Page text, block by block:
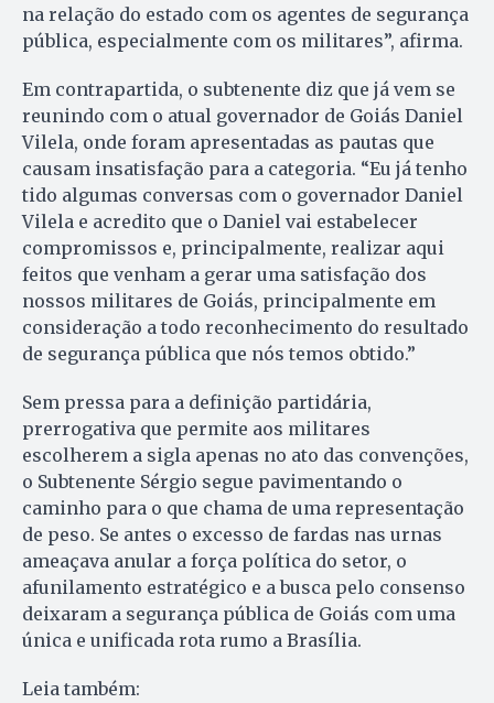
na relação do estado com os agentes de segurança
pública, especialmente com os militares”, afirma.
Em contrapartida, o subtenente diz que já vem se
reunindo com o atual governador de Goiás Daniel
Vilela, onde foram apresentadas as pautas que
causam insatisfação para a categoria. “Eu já tenho
tido algumas conversas com o governador Daniel
Vilela e acredito que o Daniel vai estabelecer
compromissos e, principalmente, realizar aqui
feitos que venham a gerar uma satisfação dos
nossos militares de Goiás, principalmente em
consideração a todo reconhecimento do resultado
de segurança pública que nós temos obtido.”
Sem pressa para a definição partidária,
prerrogativa que permite aos militares
escolherem a sigla apenas no ato das convenções,
o Subtenente Sérgio segue pavimentando o
caminho para o que chama de uma representação
de peso. Se antes o excesso de fardas nas urnas
ameaçava anular a força política do setor, o
afunilamento estratégico e a busca pelo consenso
deixaram a segurança pública de Goiás com uma
única e unificada rota rumo a Brasília.
Leia também: